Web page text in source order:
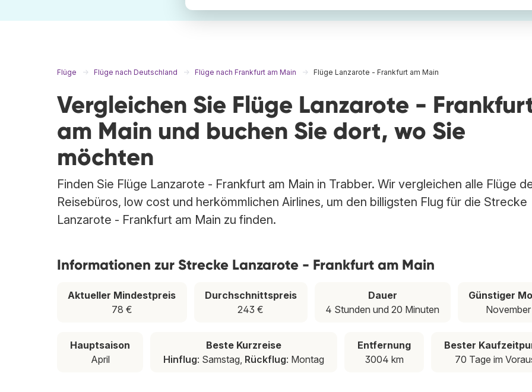
Flüge Flüge nach Deutschland Flüge nach Frankfurt am Main Flüge Lanzarote - Frankfurt am Main
Vergleichen Sie Flüge Lanzarote -
am Main und buchen Sie dort, wo Sie
möchten
Finden Sie Flüge Lanzarote - Frankfurt am Main in Trabber. Wir vergleichen alle Flüge
Reisebüros, low cost und herkömmlichen Airlines, um den billigsten Flug für die Strecke
Lanzarote - Frankfurt am Main zu finden.
Informationen zur Strecke Lanzarote - Frankfurt am Main
Aktueller Mindestpreis
78 €
Durchschnittspreis
243 €
Dauer
4 Stunden und 20 Minuten
Günstiger
November
Hauptsaison
April
Beste Kurzreise
Hinflug: Samstag, Rückflug: Montag
Entfernung
3004 km
Bester
70 Tage im